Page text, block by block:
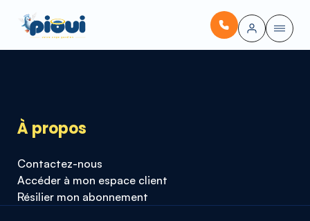
À propos
Contactez-nous
Accéder à mon espace client
Résilier mon abonnement